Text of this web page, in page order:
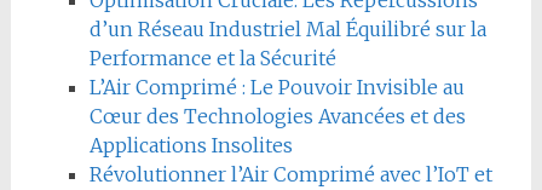
d’un Réseau Industriel Mal Équilibré sur la
Performance et la Sécurité
L’Air Comprimé : Le Pouvoir Invisible au
Cœur des Technologies Avancées et des
Applications Insolites
Révolutionner l’Air Comprimé avec l’IoT et